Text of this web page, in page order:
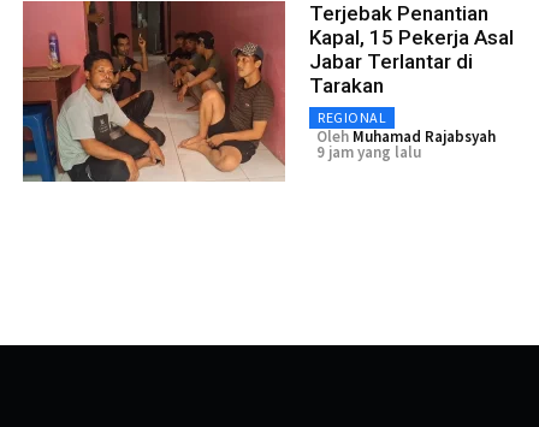
Terjebak Penantian
Kapal, 15 Pekerja Asal
Jabar Terlantar di
Tarakan
REGIONAL
Oleh Muhamad Rajabsyah
9 jam yang lalu